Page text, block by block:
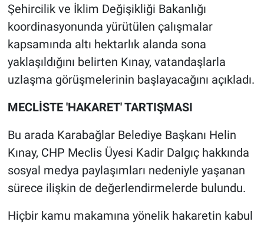
Şehircilik ve İklim Değişikliği Bakanlığı
koordinasyonunda yürütülen çalışmalar
kapsamında altı hektarlık alanda sona
yaklaşıldığını belirten Kınay, vatandaşlarla
uzlaşma görüşmelerinin başlayacağını açıkladı.
MECLİSTE 'HAKARET' TARTIŞMASI
Bu arada Karabağlar Belediye Başkanı Helin
Kınay, CHP Meclis Üyesi Kadir Dalgıç hakkında
sosyal medya paylaşımları nedeniyle yaşanan
sürece ilişkin de değerlendirmelerde bulundu.
Hiçbir kamu makamına yönelik hakaretin kabul